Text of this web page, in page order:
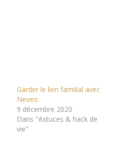
Garder le lien familial avec
Neveo
9 décembre 2020
Dans "Astuces & hack de
vie"